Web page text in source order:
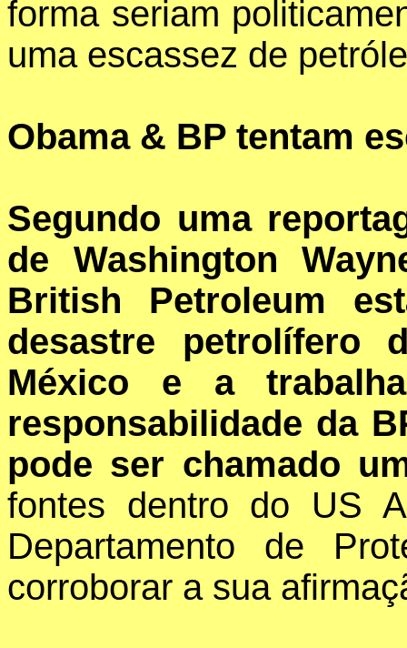
forma seriam
uma escassez de
Obama & BP tentam
Segundo uma
de Washington
British Petroleum
desastre petrolífero
México e a
responsabilidade da
pode ser chamado
fontes dentro do US
Departamento de
corroborar a sua